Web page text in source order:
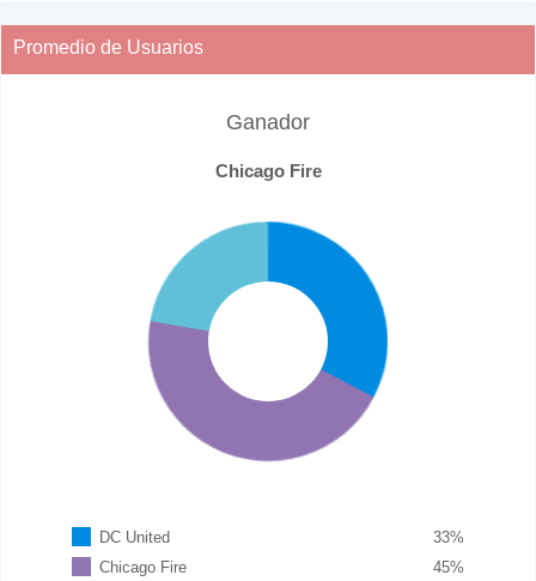
Promedio de Usuarios
Ganador
Chicago Fire
DC United %
33
Chicago Fire
%
45